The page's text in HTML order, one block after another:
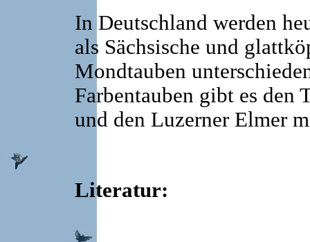
In Deutschland werden
als Sächsische und
Mondtauben
Farbentauben gibt es den
und den Luzerner Elmer
Literatur: